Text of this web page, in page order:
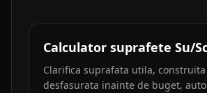
Calculator suprafete Su/
Clarifica suprafata utila, construita
desfasurata inainte de buget,